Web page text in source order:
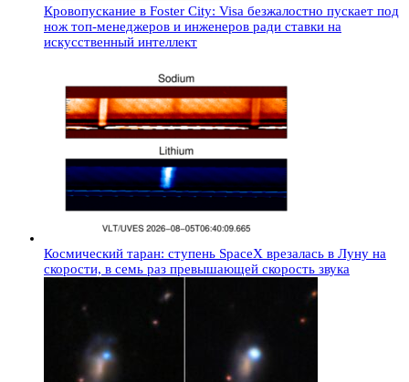
Кровопускание в Foster City: Visa безжалостно пускает под
нож топ-менеджеров и инженеров ради ставки на
искусственный интеллект
Космический таран: ступень SpaceX врезалась в Луну на
скорости, в семь раз превышающей скорость звука